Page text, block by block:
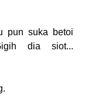
pun suka betoi
dia siot...